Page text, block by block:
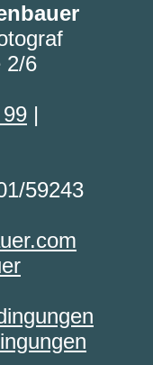
2/6
|
59243